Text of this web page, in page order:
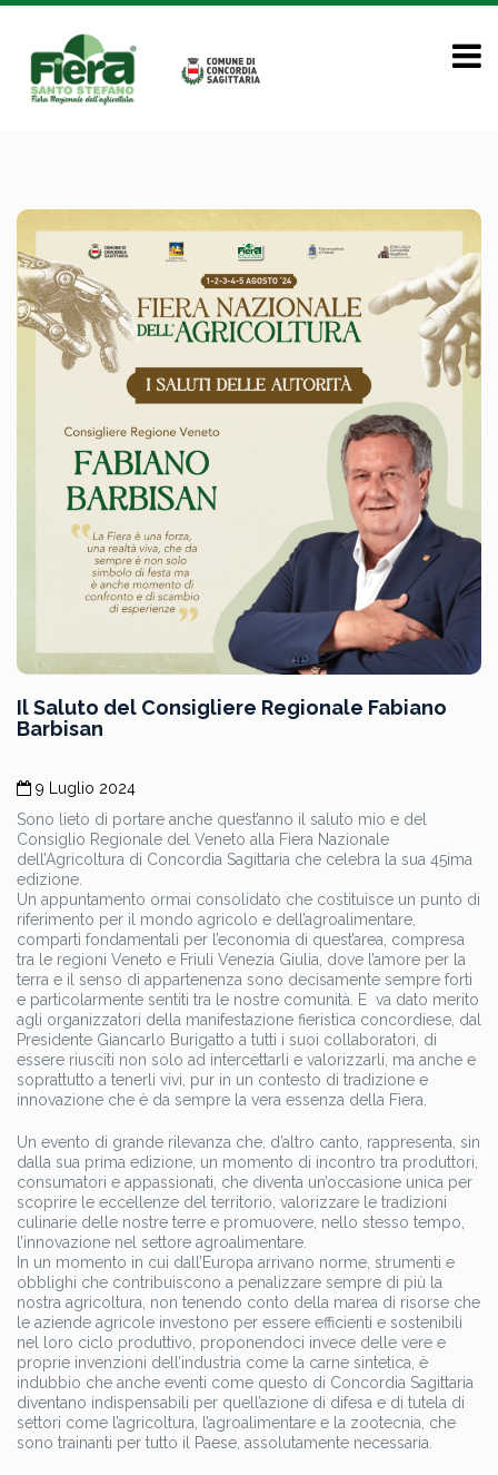
Il Saluto del Consigliere Regionale Fabiano
Barbisan
9 Luglio 2024
Sono lieto di portare anche quest’anno il saluto mio e del
Consiglio Regionale del Veneto alla Fiera Nazionale
dell’Agricoltura di Concordia Sagittaria che celebra la sua 45ima
edizione.
Un appuntamento ormai consolidato che costituisce un punto di
riferimento per il mondo agricolo e dell’agroalimentare,
comparti fondamentali per l’economia di quest’area, compresa
tra le regioni Veneto e Friuli Venezia Giulia, dove l’amore per la
terra e il senso di appartenenza sono decisamente sempre forti
e particolarmente sentiti tra le nostre comunità. E va dato merito
agli organizzatori della manifestazione fieristica concordiese, dal
Presidente Giancarlo Burigatto a tutti i suoi collaboratori, di
essere riusciti non solo ad intercettarli e valorizzarli, ma anche e
soprattutto a tenerli vivi, pur in un contesto di tradizione e
innovazione che è da sempre la vera essenza della Fiera.
Un evento di grande rilevanza che, d’altro canto, rappresenta, sin
dalla sua prima edizione, un momento di incontro tra produttori,
consumatori e appassionati, che diventa un’occasione unica per
scoprire le eccellenze del territorio, valorizzare le tradizioni
culinarie delle nostre terre e promuovere, nello stesso tempo,
l’innovazione nel settore agroalimentare.
In un momento in cui dall’Europa arrivano norme, strumenti e
obblighi che contribuiscono a penalizzare sempre di più la
nostra agricoltura, non tenendo conto della marea di risorse che
le aziende agricole investono per essere efficienti e sostenibili
nel loro ciclo produttivo, proponendoci invece delle vere e
proprie invenzioni dell’industria come la carne sintetica, è
indubbio che anche eventi come questo di Concordia Sagittaria
diventano indispensabili per quell’azione di difesa e di tutela di
settori come l’agricoltura, l’agroalimentare e la zootecnia, che
sono trainanti per tutto il Paese, assolutamente necessaria.